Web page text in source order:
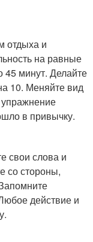
отдыха и
на равные
45 минут. Делайте
10. Меняйте вид
упражнение
в привычку.
свои слова и
со стороны,
действие и